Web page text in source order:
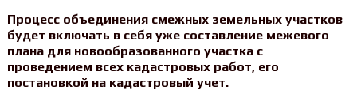
Процесс объединения смежных земельных участков
будет включать в себя уже составление межевого
плана для новообразованного участка с
проведением всех кадастровых работ, его
постановкой на кадастровый учет.